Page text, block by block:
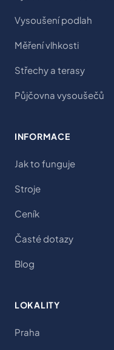
Vysoušení podlah
Měření vlhkosti
Střechy a terasy
Půjčovna vysoušečů
INFORMACE
Jak to funguje
Stroje
Ceník
Časté dotazy
Blog
LOKALITY
Praha